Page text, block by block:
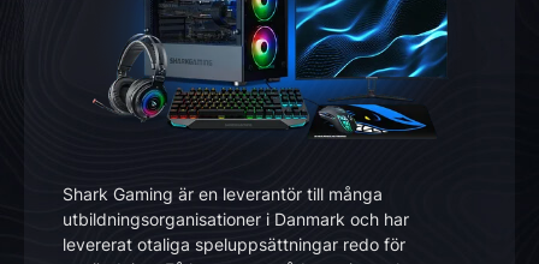
Shark Gaming är en leverantör till många
utbildningsorganisationer i Danmark och har
levererat otaliga speluppsättningar redo för